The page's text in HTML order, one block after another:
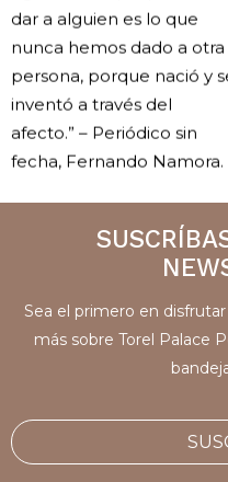
dar a alguien es lo que
nunca hemos dado a otra
persona, porque nació y
inventó a través del
afecto.” – Periódico sin
fecha, Fernando Namora.
Sea el primero en
más sobre Torel Palace